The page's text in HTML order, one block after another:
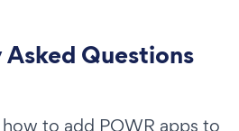
Questions
to add POWR apps to